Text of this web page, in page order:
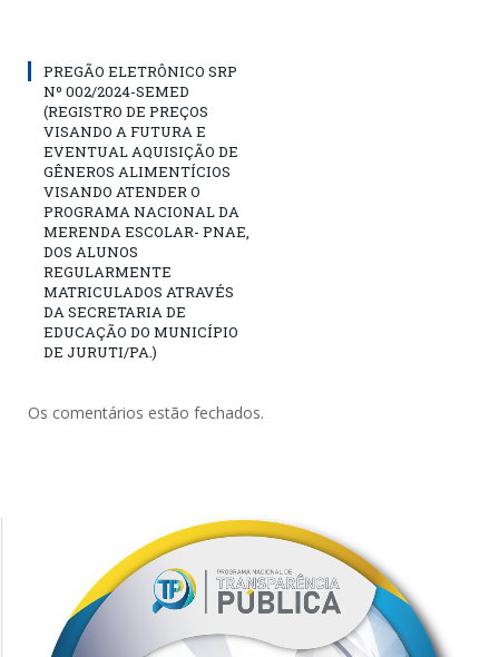
PREGÃO ELETRÔNICO SRP
Nº 002/2024-SEMED
(REGISTRO DE PREÇOS
VISANDO A FUTURA E
EVENTUAL AQUISIÇÃO DE
GÊNEROS ALIMENTÍCIOS
VISANDO ATENDER O
PROGRAMA NACIONAL DA
MERENDA ESCOLAR- PNAE,
DOS ALUNOS
REGULARMENTE
MATRICULADOS ATRAVÉS
DA SECRETARIA DE
EDUCAÇÃO DO MUNICÍPIO
DE JURUTI/PA.)
Os comentários estão fechados.